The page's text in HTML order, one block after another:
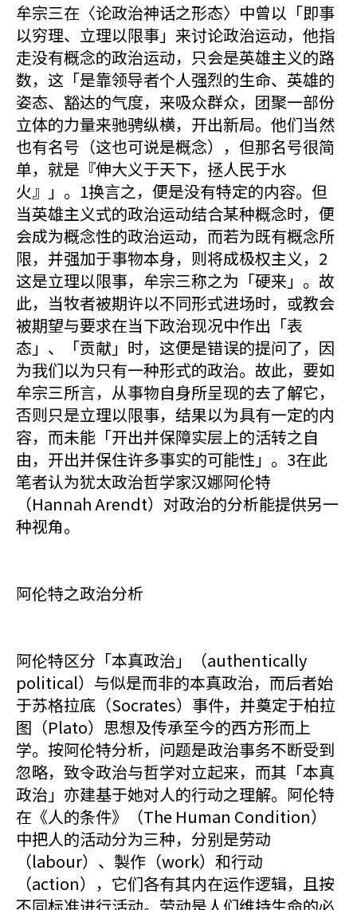
牟宗三在〈论政治神话之形态〉中曾以「即事
以穷理、立理以限事」来讨论政治运动，他指
走没有概念的政治运动，只会是英雄主义的路
数，这「是靠领导者个人强烈的生命、英雄的
姿态、豁达的气度，来吸众群众，团聚一部份
立体的力量来驰骋纵横，开出新局。他们当然
也有名号（这也可说是概念），但那名号很简
单，就是『伸大义于天下，拯人民于水
火』」。1换言之，便是没有特定的内容。但
当英雄主义式的政治运动结合某种概念时，便
会成为概念性的政治运动，而若为既有概念所
限，并强加于事物本身，则将成极权主义，2
这是立理以限事，牟宗三称之为「硬来」。故
此，当牧者被期许以不同形式进场时，或教会
被期望与要求在当下政治现况中作出「表
态」、「贡献」时，这便是错误的提问了，因
为我们以为只有一种形式的政治。故此，要如
牟宗三所言，从事物自身所呈现的去了解它，
否则只是立理以限事，结果以为具有一定的内
容，而未能「开出并保障实层上的活转之自
由，开出并保住许多事实的可能性」。3在此
笔者认为犹太政治哲学家汉娜阿伦特
（Hannah Arendt）对政治的分析能提供另一
种视角。
阿伦特之政治分析
阿伦特区分「本真政治」（authentically
political）与似是而非的本真政治，而后者始
于苏格拉底（Socrates）事件，并奠定于柏拉
图（Plato）思想及传承至今的西方形而上
学。按阿伦特分析，问题是政治事务不断受到
忽略，致令政治与哲学对立起来，而其「本真
政治」亦建基于她对人的行动之理解。阿伦特
在《人的条件》（The Human Condition）
中把人的活动分为三种，分别是劳动
（labour）、製作（work）和行动
（action），它们各有其内在运作逻辑，且按